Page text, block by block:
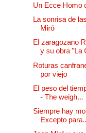
Un Ecce Homo
La sonrisa de
Miró
El zaragozano
y su obra "La
Roturas
por viejo
El peso del
- The weigh...
Siempre hay
Excepto